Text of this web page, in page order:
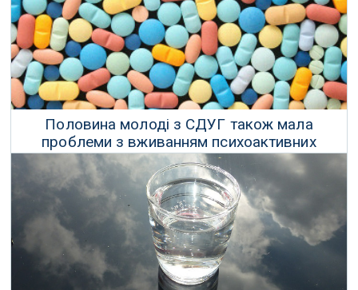
13 Квітня 2021 р.
Половина молоді з СДУГ також мала
проблеми з вживанням психоактивних
речовин
27 Серпня 2021 р.